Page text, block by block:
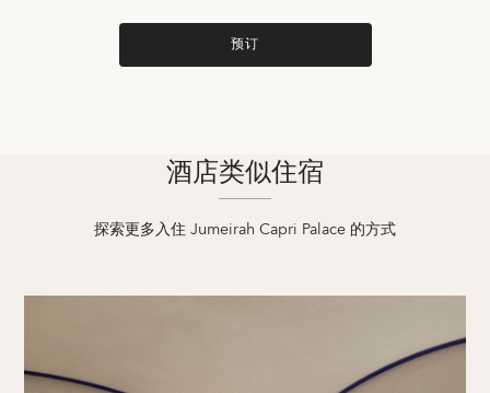
预订
酒店类似住宿
探索更多入住 Jumeirah Capri Palace 的方式